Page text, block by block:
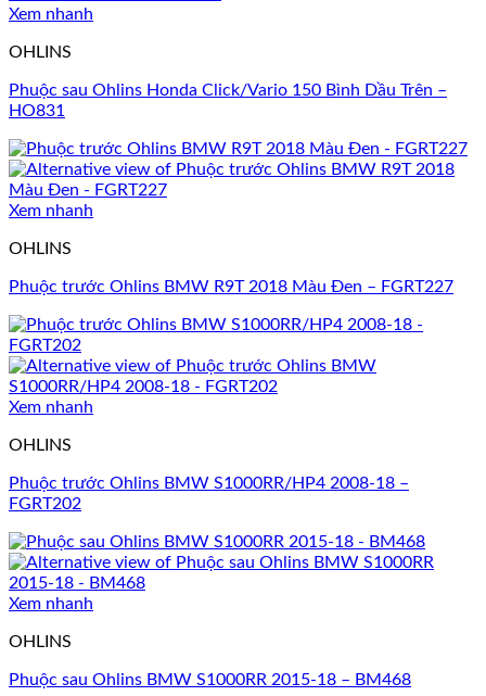
Xem nhanh
OHLINS
Phuộc sau Ohlins Honda Click/Vario 150 Bình Dầu Trên –
HO831
Xem nhanh
OHLINS
Phuộc trước Ohlins BMW R9T 2018 Màu Đen – FGRT227
Xem nhanh
OHLINS
Phuộc trước Ohlins BMW S1000RR/HP4 2008-18 –
FGRT202
Xem nhanh
OHLINS
Phuộc sau Ohlins BMW S1000RR 2015-18 – BM468